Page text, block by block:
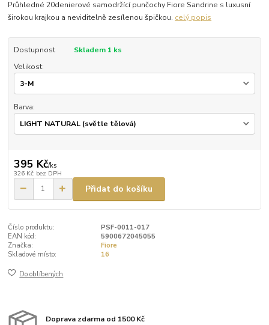
Průhledné 20denierové samodržící punčochy Fiore Sandrine s luxusní
širokou krajkou a neviditelně zesílenou špičkou. celý popis
Dostupnost
Skladem 1 ks
Velikost:
Barva:
395 Kč/ks
326 Kč bez DPH
Přidat do košíku
Číslo produktu:
PSF-0011-017
EAN kód:
5900672045055
Značka:
Fiore
Skladové místo:
16
Do oblíbených
Doprava zdarma od 1500 Kč